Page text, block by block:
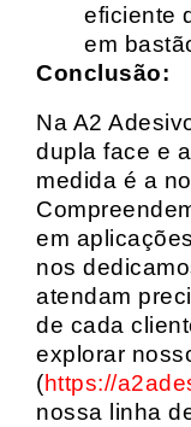
eficiente
em
Conclusão:
Na A2
dupla face e
medida é a
em
nos
atendam
de cada
explorar
(https://
nossa linha